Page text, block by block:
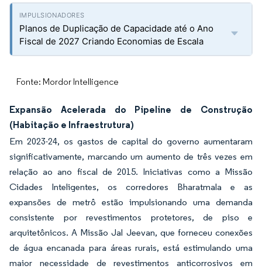
Planos de Duplicação de Capacidade até o Ano
Fiscal de 2027 Criando Economias de Escala
Fonte: Mordor Intelligence
Expansão Acelerada do Pipeline de Construção
(Habitação e Infraestrutura)
Em 2023-24, os gastos de capital do governo aumentaram
significativamente, marcando um aumento de três vezes em
relação ao ano fiscal de 2015. Iniciativas como a Missão
Cidades Inteligentes, os corredores Bharatmala e as
expansões de metrô estão impulsionando uma demanda
consistente por revestimentos protetores, de piso e
arquitetônicos. A Missão Jal Jeevan, que forneceu conexões
de água encanada para áreas rurais, está estimulando uma
maior necessidade de revestimentos anticorrosivos em